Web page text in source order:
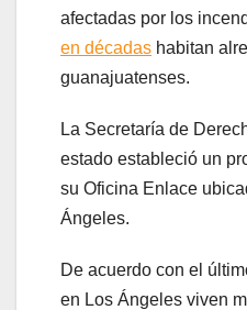
afectadas por los
en décadas habitan
guanajuatenses.
La Secretaría de
estado estableció un
su Oficina Enlace
Ángeles.
De acuerdo con el
en Los Ángeles viven